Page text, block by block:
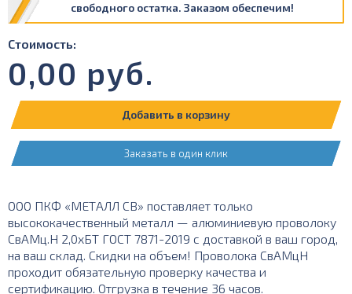
свободного остатка. Заказом обеспечим!
Стоимость:
0,00 руб.
Добавить в корзину
Заказать в один клик
ООО ПКФ «МЕТАЛЛ СВ» поставляет только
высококачественный металл — алюминиевую проволоку
СвАМц.Н 2,0хБТ ГОСТ 7871-2019 с доставкой в ваш город,
на ваш склад. Скидки на объем! Проволока СвАМцН
проходит обязательную проверку качества и
сертификацию. Отгрузка в течение 36 часов.